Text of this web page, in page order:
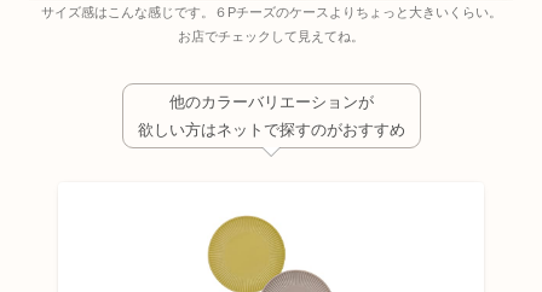
サイズ感はこんな感じです。６Pチーズのケースよりちょっと大きいくらい。
お店でチェックして見えてね。
他のカラーバリエーションが
欲しい方はネットで探すのがおすすめ